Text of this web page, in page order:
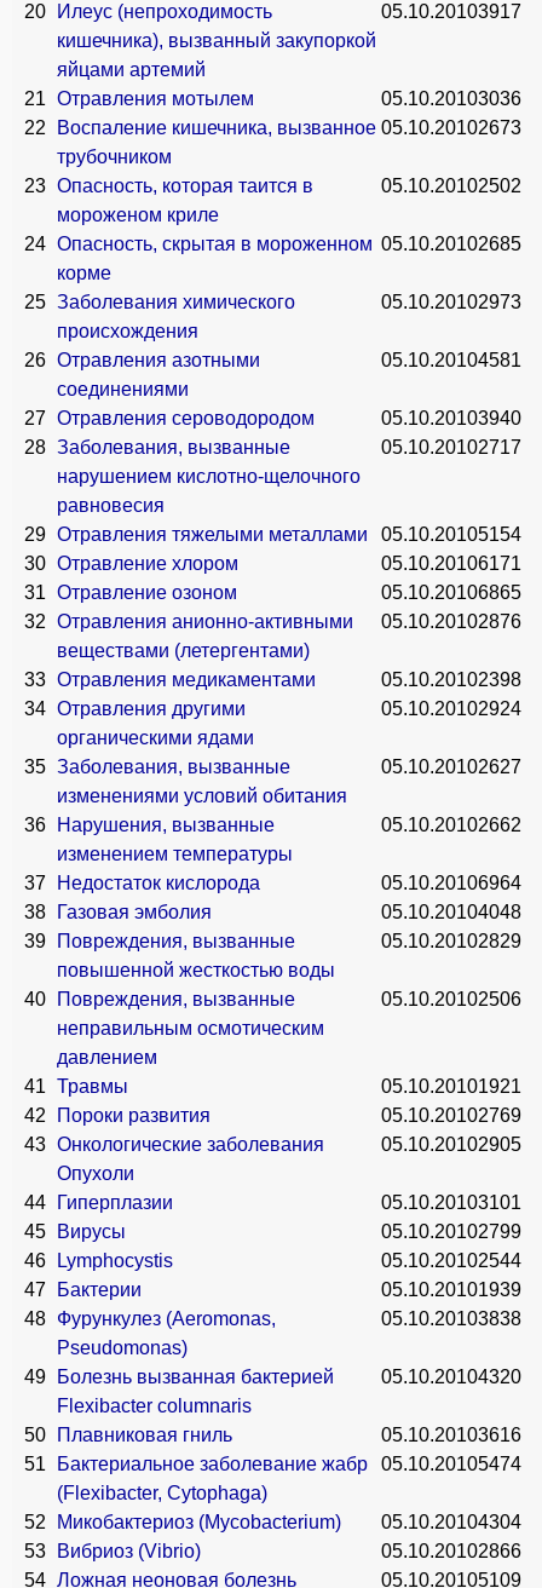
20
Илеус (непроходимость
кишечника), вызванный закупоркой
яйцами артемий
05.10.20103917
21 Отравления мотылем 05.10.20103036
22
Воспаление кишечника, вызванное
трубочником
05.10.20102673
23 Опасность, которая таится в
мороженом криле
05.10.20102502
24 Опасность, скрытая в мороженном
корме
05.10.20102685
25 Заболевания химического
происхождения
05.10.20102973
26 Отравления азотными
соединениями
05.10.20104581
27 Отравления сероводородом 05.10.20103940
28 Заболевания, вызванные
нарушением кислотно-щелочного
равновесия
05.10.20102717
29 Отравления тяжелыми металлами 05.10.20105154
30 Отравление хлором 05.10.20106171
31 Отравление озоном 05.10.20106865
32 Отравления анионно-активными
веществами (летергентами)
05.10.20102876
33 Отравления медикаментами 05.10.20102398
34 Отравления другими
органическими ядами
05.10.20102924
35 Заболевания, вызванные
изменениями условий обитания
05.10.20102627
36
Нарушения, вызванные
изменением температуры
05.10.20102662
37 Недостаток кислорода 05.10.20106964
38
Газовая эмболия 05.10.20104048
39
Повреждения, вызванные
повышенной жесткостью воды
05.10.20102829
40
Повреждения, вызванные
неправильным осмотическим
давлением
05.10.20102506
41 Травмы 05.10.20101921
42
Пороки развития 05.10.20102769
43 Онкологические заболевания
Опухоли
05.10.20102905
44 Гиперплазии 05.10.20103101
45
Вирусы 05.10.20102799
46
Lymphocystis 05.10.20102544
47
Бактерии 05.10.20101939
48 Фурункулез (Aeromonas,
Pseudomonas)
05.10.20103838
49
Болезнь вызванная бактерией
Flexibacter columnaris
05.10.20104320
50 Плавниковая гниль 05.10.20103616
51
Бактериальное заболевание жабр
(Flexibacter, Cytophaga)
05.10.20105474
52 Микобактериоз (Mycobacterium) 05.10.20104304
53
Вибриоз (Vibrio) 05.10.20102866
54 Ложная неоновая болезнь 05.10.20105109